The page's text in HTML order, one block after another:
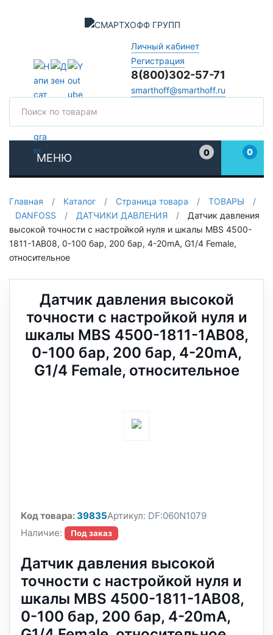
Личный кабинет
Регистрация
8(800)302-57-71
smarthoff@smarthoff.ru
МЕНЮ
0
0
Главная / Каталог / Страница товара / ТОВАРЫ
/
DANFOSS
/ ДАТЧИКИ ДАВЛЕНИЯ /
Датчик давления
высокой точности с настройкой нуля и шкалы MBS 4500-
1811-1AB08, 0-100 бар, 200 бар, 4-20mA, G1/4 Female,
относительное
Датчик давления высокой
точности с настройкой нуля и
шкалы MBS 4500-1811-1AB08,
0-100 бар, 200 бар, 4-20mA,
G1/4 Female, относительное
Код товара:39835Артикул: DF:060N1079
Наличие:
Под заказ
Датчик давления высокой
точности с настройкой нуля и
шкалы MBS 4500-1811-1AB08,
0-100 бар, 200 бар, 4-20mA,